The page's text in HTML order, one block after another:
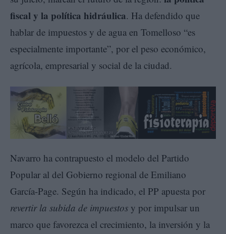
fiscal y la política hidráulica. Ha defendido que
hablar de impuestos y de agua en Tomelloso “es
especialmente importante”, por el peso económico,
agrícola, empresarial y social de la ciudad.
Navarro ha contrapuesto el modelo del Partido
Popular al del Gobierno regional de Emiliano
García-Page. Según ha indicado, el PP apuesta por
revertir la subida de impuestos y por impulsar un
marco que favorezca el crecimiento, la inversión y la